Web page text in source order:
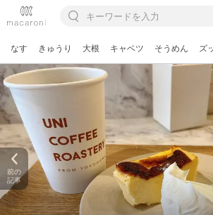
なす きゅうり 大根 キャベツ そうめん ズ
前の
記事